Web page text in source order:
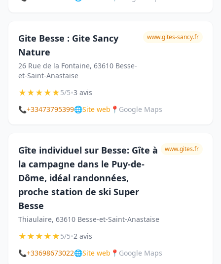
Gite Besse : Gite Sancy
Nature
26 Rue de la Fontaine, 63610 Besse-
et-Saint-Anastaise
www.gites-sancy.fr
★★★★★5/5•3 avis
📞+33473795399🌐Site web 📍 Google Maps
Gîte individuel sur Besse: Gîte à
la campagne dans le Puy-de-
Dôme, idéal randonnées,
proche station de ski Super
Besse
Thiaulaire, 63610 Besse-et-Saint-Anastaise
www.gites.fr
★★★★★5/5•2 avis
📞+33698673022🌐Site web 📍 Google Maps